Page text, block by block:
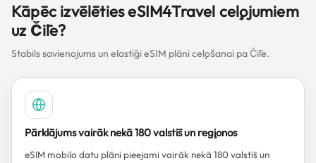
Kāpēc izvēlēties eSIM4Travel ceļojumiem
uz Čīle?
Stabils savienojums un elastīgi eSIM plāni ceļošanai pa Čīle.
Pārklājums vairāk nekā 180 valstīs un reģionos
eSIM mobilo datu plāni pieejami vairāk nekā 180 valstīs un